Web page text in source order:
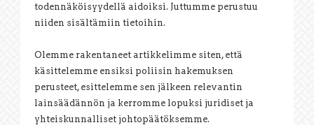
todennäköisyydellä aidoiksi. Juttumme perustuu
niiden sisältämiin tietoihin.
Olemme rakentaneet artikkelimme siten, että
käsittelemme ensiksi poliisin hakemuksen
perusteet, esittelemme sen jälkeen relevantin
lainsäädännön ja kerromme lopuksi juridiset ja
yhteiskunnalliset johtopäätöksemme.